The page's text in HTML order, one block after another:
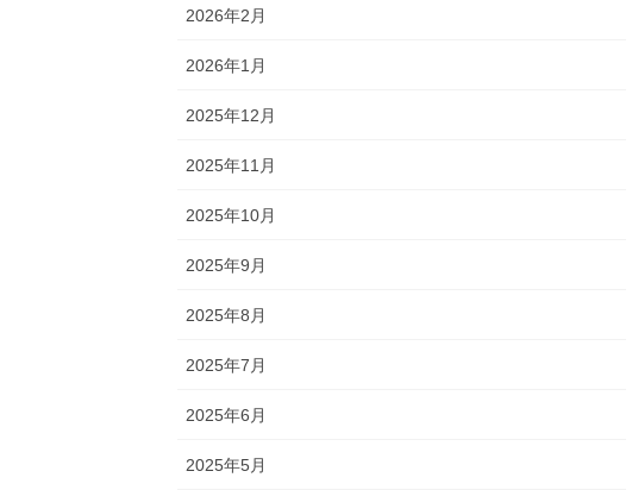
2026年2月
2026年1月
2025年12月
2025年11月
2025年10月
2025年9月
2025年8月
2025年7月
2025年6月
2025年5月